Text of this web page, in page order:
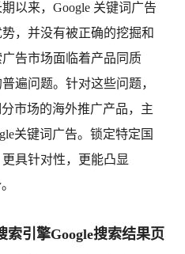
以来，Google 关键词广告
，并没有被正确的挖掘和
告市场面临着产品同质
遍问题。针对这些问题，
市场的海外推广产品，主
关键词广告。锁定特定国
具针对性，更能凸显
引擎Google搜索结果页